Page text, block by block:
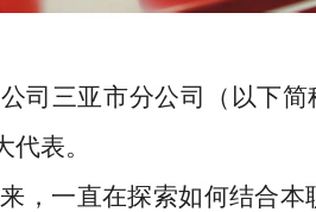
司三亚市分公司（以下简
表。
，一直在探索如何结合